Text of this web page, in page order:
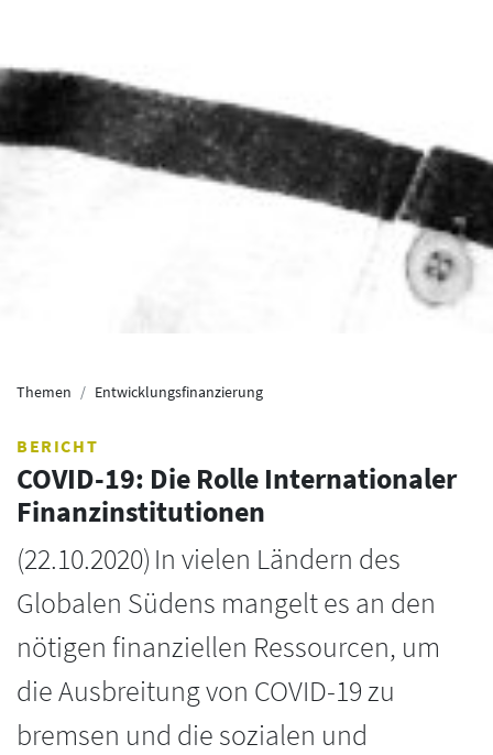
Themen Entwicklungsfinanzierung
BERICHT
COVID-19: Die Rolle Internationaler
Finanzinstitutionen
(22.10.2020) In vielen Ländern des
Globalen Südens mangelt es an den
nötigen finanziellen Ressourcen, um
die Ausbreitung von COVID-19 zu
bremsen und die sozialen und